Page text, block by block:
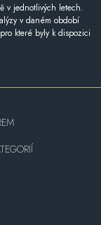
v jednotlivých letech.
v daném období
které byly k dispozici